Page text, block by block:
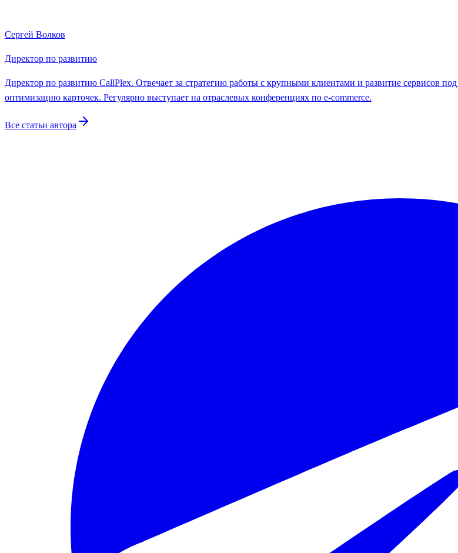
Сергей Волков
Директор по развитию
Директор по развитию CallPlex. Отвечает за стратегию работы с крупными клиентами и развитие сервисов
оптимизацию карточек. Регулярно выступает на отраслевых конференциях по e-commerce.
Все статьи автора